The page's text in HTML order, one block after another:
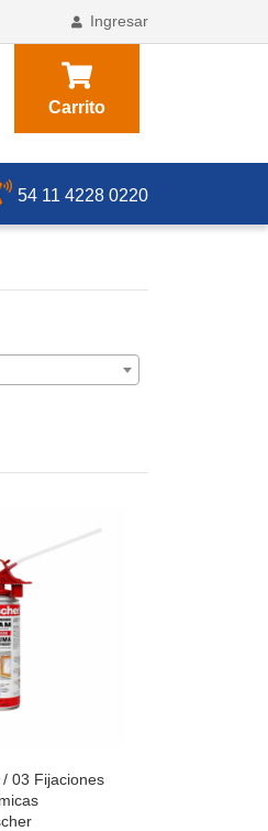
Ingresar
Carrito
54 11 4228 0220
/03 Fijaciones